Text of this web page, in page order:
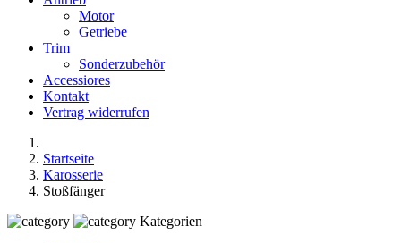
Motor
Getriebe
Trim
Sonderzubehör
Accessiores
Kontakt
Vertrag widerrufen
Startseite
Karosserie
Stoßfänger
Kategorien